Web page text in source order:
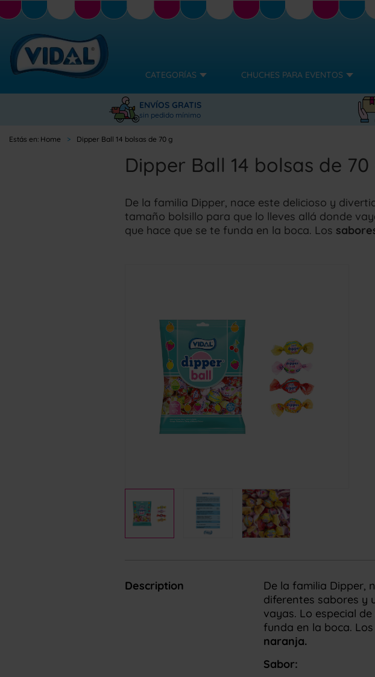
CATEGORÍAS CHUCHES PARA EVENTOS
ENVÍOS GRATIS
sin pedido mínimo
Home Dipper Ball 14 bolsas de 70 g
Dipper Ball 14 bolsas de 70
De la familia Dipper, nace este delicioso y
tamaño bolsillo para que lo lleves allá donde
que hace que se te funda en la boca. Los
Description De la familia Dipper,
diferentes sabores y
vayas. Lo especial
funda en la boca. Los
naranja.
Sabor: